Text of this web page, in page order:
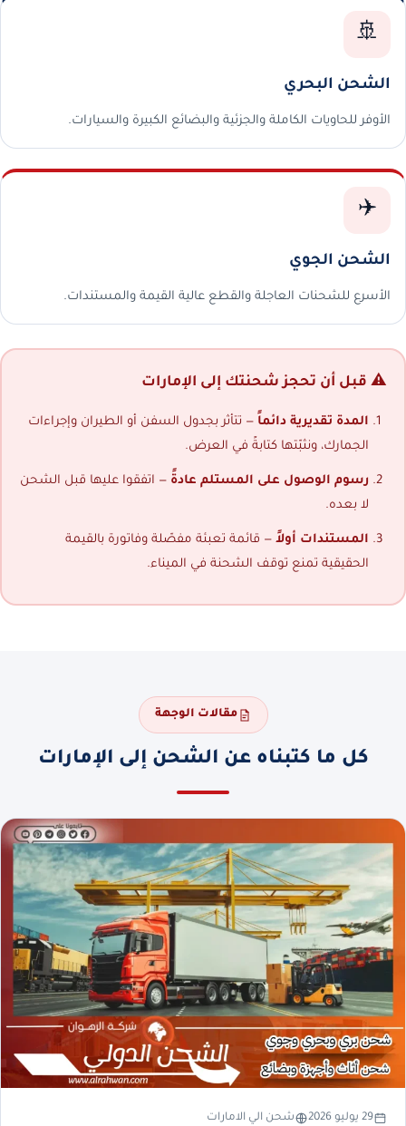
🚢
الشحن البحري
الأوفر للحاويات الكاملة والجزئية والبضائع الكبيرة والسيارات.
✈️
الشحن الجوي
الأسرع للشحنات العاجلة والقطع عالية القيمة والمستندات.
⚠️ قبل أن تحجز شحنتك إلى الإمارات
المدة تقديرية دائماً — تتأثر بجدول السفن أو الطيران وإجراءات
الجمارك، ونثبّتها كتابةً في العرض.
رسوم الوصول على المستلم عادةً — اتفقوا عليها قبل الشحن
لا بعده.
المستندات أولاً — قائمة تعبئة مفصّلة وفاتورة بالقيمة
الحقيقية تمنع توقف الشحنة في الميناء.
مقالات الوجهة
كل ما كتبناه عن الشحن إلى الإمارات
29 يوليو 2026 شحن الي الامارات